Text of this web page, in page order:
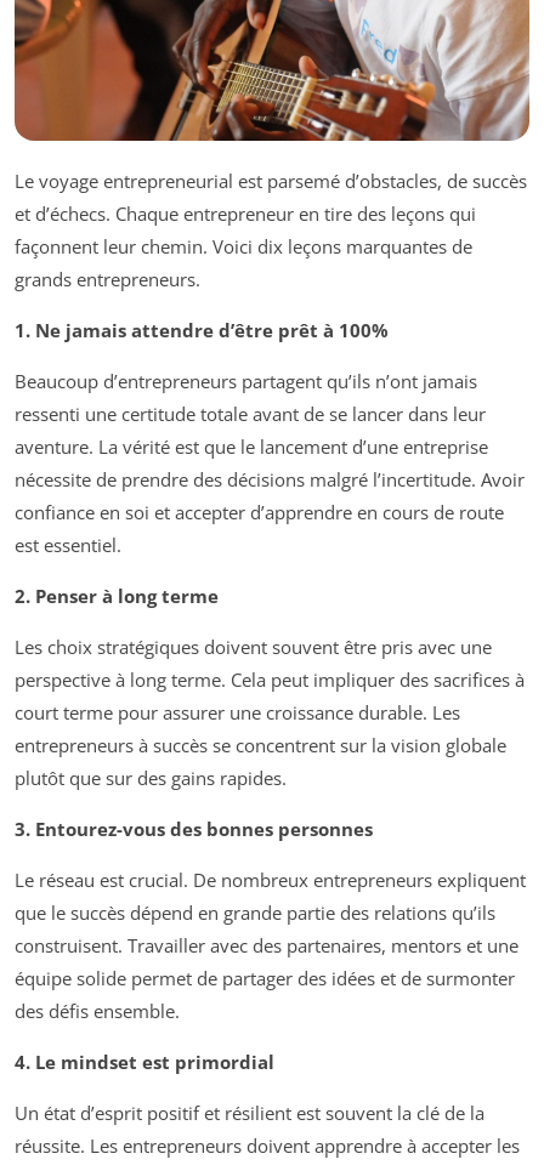
Le voyage entrepreneurial est parsemé d’obstacles, de succès
et d’échecs. Chaque entrepreneur en tire des leçons qui
façonnent leur chemin. Voici dix leçons marquantes de
grands entrepreneurs.
1. Ne jamais attendre d’être prêt à 100%
Beaucoup d’entrepreneurs partagent qu’ils n’ont jamais
ressenti une certitude totale avant de se lancer dans leur
aventure. La vérité est que le lancement d’une entreprise
nécessite de prendre des décisions malgré l’incertitude. Avoir
confiance en soi et accepter d’apprendre en cours de route
est essentiel.
2. Penser à long terme
Les choix stratégiques doivent souvent être pris avec une
perspective à long terme. Cela peut impliquer des sacrifices à
court terme pour assurer une croissance durable. Les
entrepreneurs à succès se concentrent sur la vision globale
plutôt que sur des gains rapides.
3. Entourez-vous des bonnes personnes
Le réseau est crucial. De nombreux entrepreneurs expliquent
que le succès dépend en grande partie des relations qu’ils
construisent. Travailler avec des partenaires, mentors et une
équipe solide permet de partager des idées et de surmonter
des défis ensemble.
4. Le mindset est primordial
Un état d’esprit positif et résilient est souvent la clé de la
réussite. Les entrepreneurs doivent apprendre à accepter les